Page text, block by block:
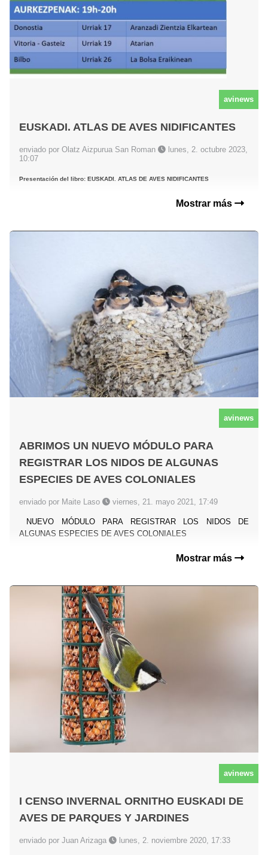
avinews
EUSKADI. ATLAS DE AVES NIDIFICANTES
enviado por Olatz Aizpurua San Roman
lunes, 2. octubre 2023,
10:07
Presentación del libro: EUSKADI. ATLAS DE AVES NIDIFICANTES
Mostrar más
avinews
ABRIMOS UN NUEVO MÓDULO PARA
REGISTRAR LOS NIDOS DE ALGUNAS
ESPECIES DE AVES COLONIALES
enviado por Maite Laso viernes, 21. mayo 2021, 17:49
NUEVO MÓDULO PARA REGISTRAR LOS NIDOS DE
ALGUNAS ESPECIES DE AVES COLONIALES
Mostrar más
avinews
I CENSO INVERNAL ORNITHO EUSKADI DE
AVES DE PARQUES Y JARDINES
enviado por Juan Arizaga lunes, 2. noviembre 2020, 17:33